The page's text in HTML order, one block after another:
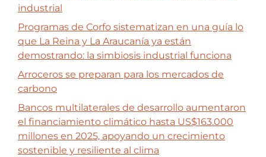
industrial
Programas de Corfo sistematizan en una guía lo
que La Reina y La Araucanía ya están
demostrando: la simbiosis industrial funciona
Arroceros se preparan para los mercados de
carbono
Bancos multilaterales de desarrollo aumentaron
el financiamiento climático hasta US$163.000
millones en 2025, apoyando un crecimiento
sostenible y resiliente al clima